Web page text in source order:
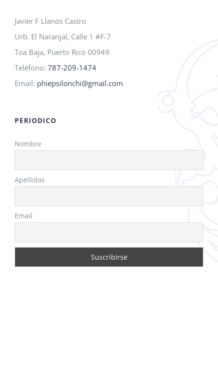
Javier F Llanos Castro
Urb. El Naranjal, Calle 1 #F-7
Toa Baja, Puerto Rico 00949
Teléfono: 787-209-1474
Email: phiepsilonchi@gmail.com
PERIODICO
Nombre
Apellidos
Email